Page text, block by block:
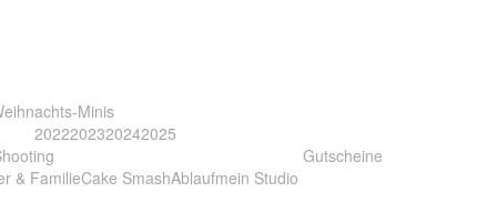
Minis
2022202320242025
& FamilieCake SmashAblaufmein Studio
Gutscheine